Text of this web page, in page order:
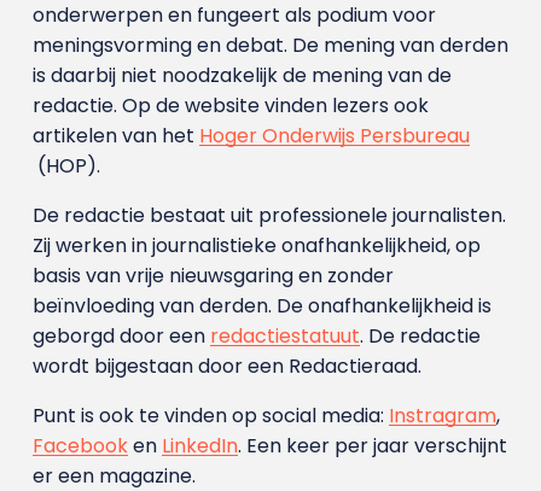
onderwerpen en fungeert als podium voor
meningsvorming en debat. De mening van derden
is daarbij niet noodzakelijk de mening van de
redactie. Op de website vinden lezers ook
artikelen van het Hoger Onderwijs Persbureau
(HOP).
De redactie bestaat uit professionele journalisten.
Zij werken in journalistieke onafhankelijkheid, op
basis van vrije nieuwsgaring en zonder
beïnvloeding van derden. De onafhankelijkheid is
geborgd door een redactiestatuut. De redactie
wordt bijgestaan door een Redactieraad.
Punt is ook te vinden op social media: Instragram,
Facebooken LinkedIn. Een keer per jaar verschijnt
er een magazine.